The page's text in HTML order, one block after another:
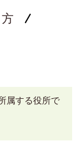
属する役所で